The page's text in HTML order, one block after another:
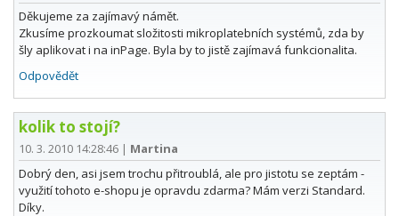
Děkujeme za zajímavý námět.
Zkusíme prozkoumat složitosti mikroplatebních systémů, zda by
šly aplikovat i na inPage. Byla by to jistě zajímavá funkcionalita.
Odpovědět
kolik to stojí?
10. 3. 2010 14:28:46 | Martina
Dobrý den, asi jsem trochu přitroublá, ale pro jistotu se zeptám -
využití tohoto e-shopu je opravdu zdarma? Mám verzi Standard.
Díky.